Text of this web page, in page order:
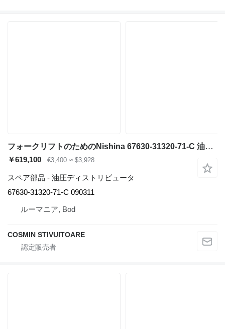
フォークリフトのためのNishina 67630-31320-71-C 油圧ディストリビュータ
￥619,100 €3,400 ≈ $3,928
スペア部品 - 油圧ディストリビュータ
67630-31320-71-C 090311
ルーマニア, Bod
COSMIN STIVUITOARE